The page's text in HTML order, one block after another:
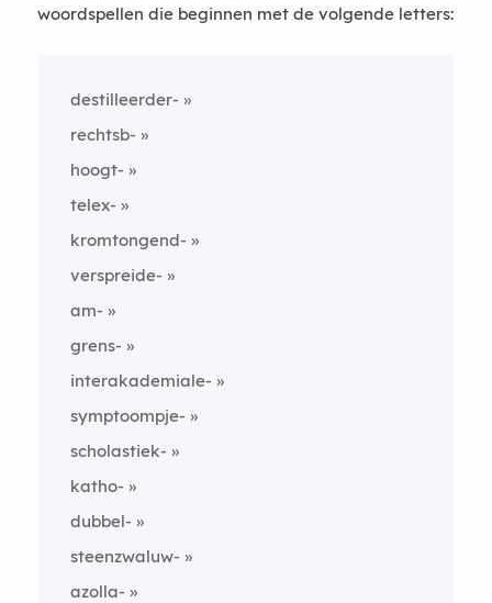
woordspellen die beginnen met de volgende letters:
destilleerder-
rechtsb-
hoogt-
telex-
kromtongend-
verspreide-
am-
grens-
interakademiale-
symptoompje-
scholastiek-
katho-
dubbel-
steenzwaluw-
azolla-